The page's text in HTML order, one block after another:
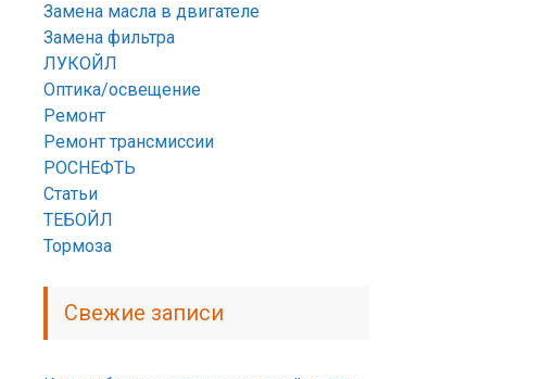
Замена масла в двигателе
Замена фильтра
ЛУКОЙЛ
Оптика/освещение
Ремонт
Ремонт трансмиссии
РОСНЕФТЬ
Статьи
ТЕБОЙЛ
Тормоза
Свежие записи